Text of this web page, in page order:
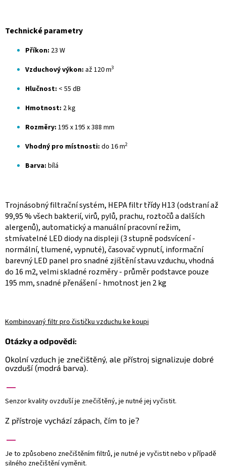
Technické parametry
Příkon: 23 W
Vzduchový výkon: až 120 m3
Hlučnost: < 55 dB
Hmotnost: 2 kg
Rozměry: 195 x 195 x 388 mm
Vhodný pro místnosti: do 16 m2
Barva: bílá
Trojnásobný filtrační systém, HEPA filtr třídy H13 (odstraní až
99,95 % všech bakterií, virů, pylů, prachu, roztočů a dalších
alergenů), automatický a manuální pracovní režim,
stmívatelné LED diody na displeji (3 stupně podsvícení -
normální, tlumené, vypnuté), časovač vypnutí, informační
barevný LED panel pro snadné zjištění stavu vzduchu, vhodná
do 16 m2, velmi skladné rozměry - průměr podstavce pouze
195 mm, snadné přenášení - hmotnost jen 2 kg
Kombinovaný filtr pro čističku vzduchuke koupi
Otázky a odpovědi:
Okolní vzduch je znečištěný, ale přístroj signalizuje dobré
ovzduší (modrá barva).
Senzor kvality ovzduší je znečištěný, je nutné jej vyčistit.
Z přístroje vychází zápach, čím to je?
Je to způsobeno znečištěním filtrů, je nutné je vyčistit nebo v případě
silného znečištění vyměnit.